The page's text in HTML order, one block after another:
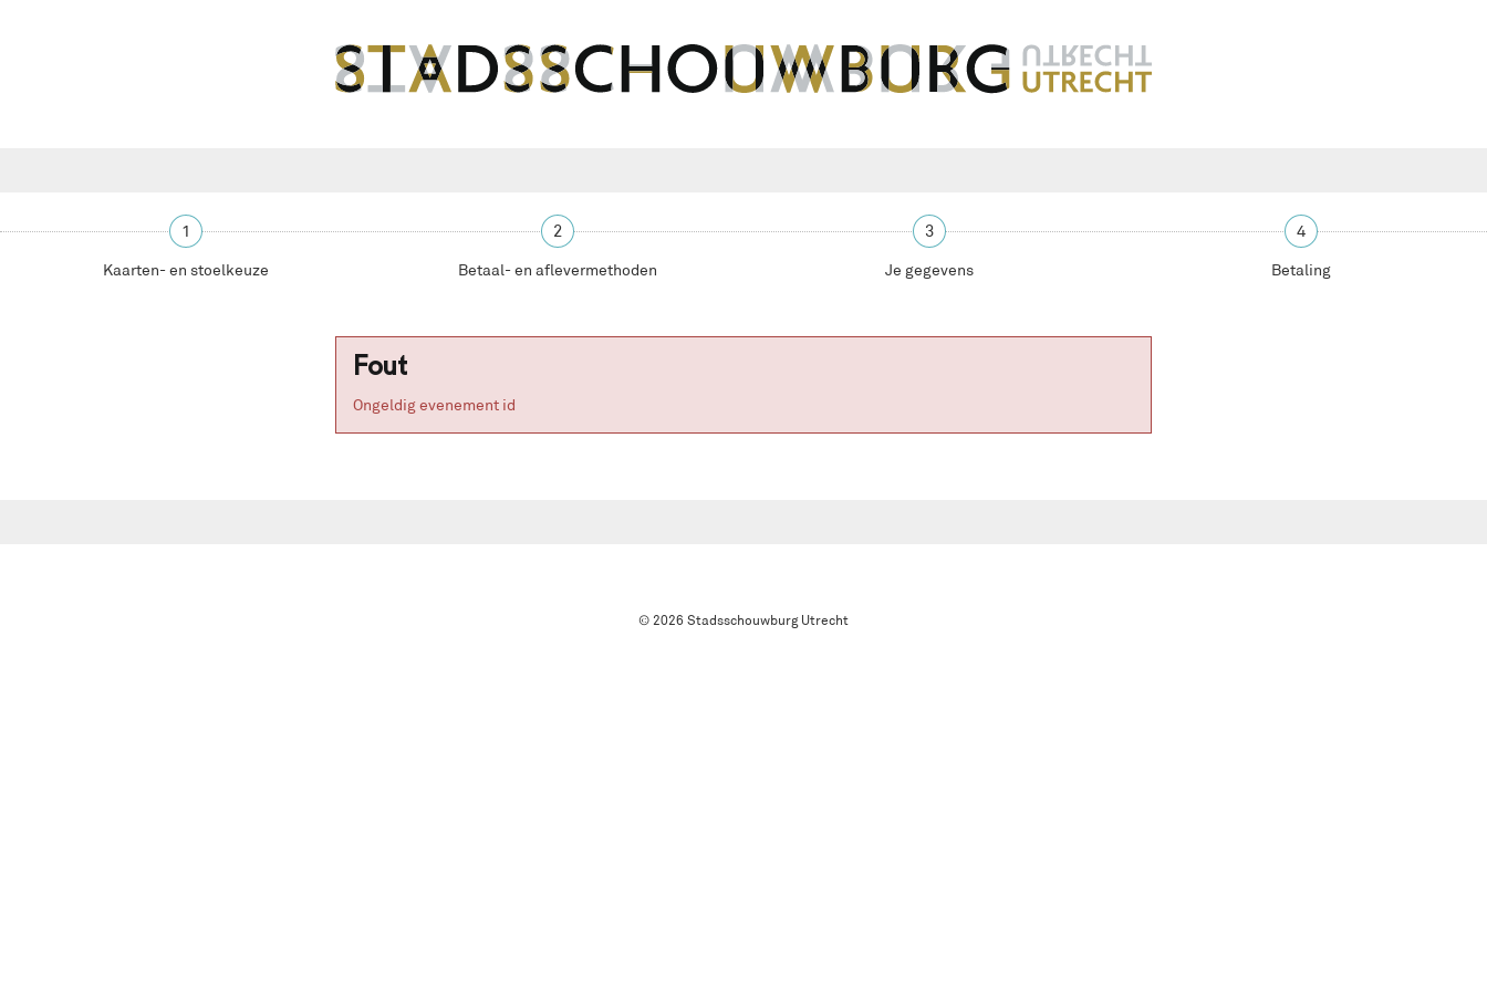
1
Kaarten- en stoelkeuze
2
Betaal- en aflevermethoden
3
Je gegevens
4
Betaling
Fout
Ongeldig evenement id
© 2026 Stadsschouwburg Utrecht